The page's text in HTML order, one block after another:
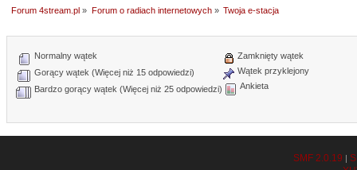
Forum 4stream.pl » Forum o radiach internetowych» Twoja e-stacja
Normalny wątek
Gorący wątek (Więcej niż 15 odpowiedzi)
Bardzo gorący wątek (Więcej niż 25 odpowiedzi)
Zamknięty wątek
Wątek przyklejony
Ankieta
SMF 2.0.19 |